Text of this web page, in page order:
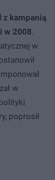
z kampanią
w 2008.
w
w
poprosił